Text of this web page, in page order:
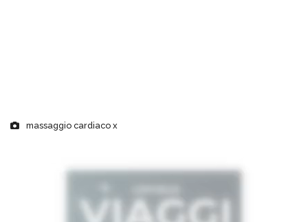
massaggio cardiaco x